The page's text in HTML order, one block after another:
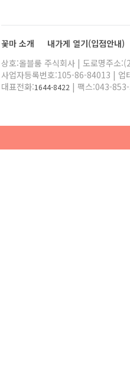
꽃마 소개 내가게 열기(입점안내)
상호:올블룸 주식회사 | 도로명주소
사업자등록번호:105-86-84013 | 업
대표전화:1644-8422 | 팩스:043-